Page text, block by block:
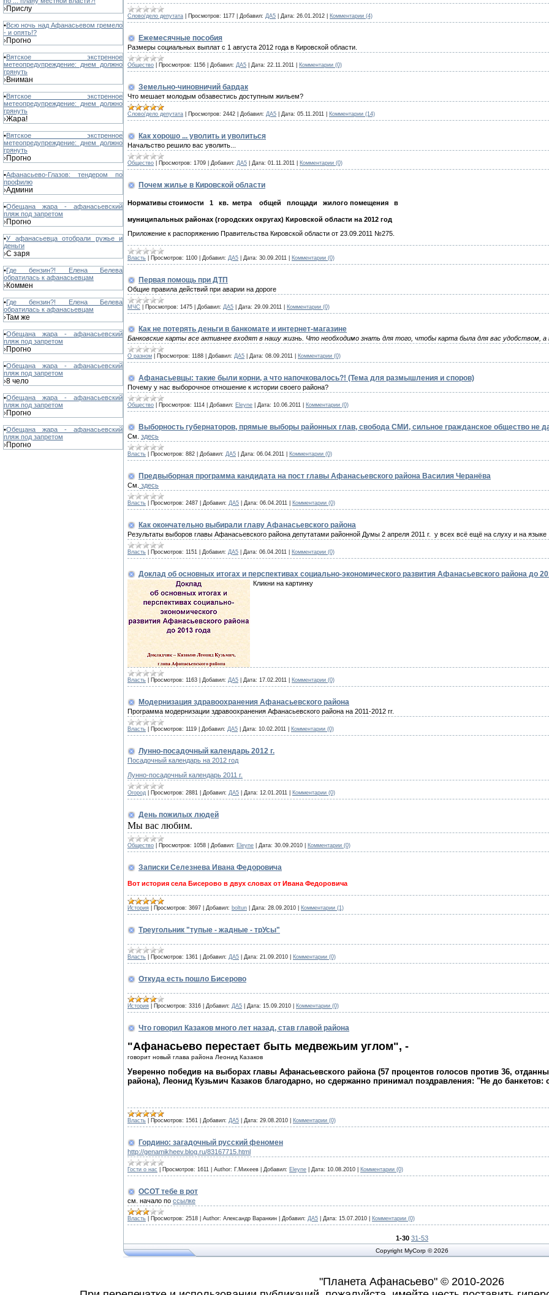
›Прислу
•Всю ночь над Афанасьевом гремело
- и опять!?
›Прогно
•Вятское экстренное
метеопредупреждение: днем должно
грянуть
›Вниман
•Вятское экстренное
метеопредупреждение: днем должно
грянуть
›Жара!
•Вятское экстренное
метеопредупреждение: днем должно
грянуть
›Прогно
•Афанасьево-Глазов: тендером по
профилю
›Админи
•Обещана жара - афанасьевский
пляж под запретом
›Прогно
•У афанасьевца отобрали ружье и
деньги
›С заря
•Где бензин?! Елена Белева
обратилась к афанасьевцам
›Коммен
•Где бензин?! Елена Белева
обратилась к афанасьевцам
›Там же
•Обещана жара - афанасьевский
пляж под запретом
›Прогно
•Обещана жара - афанасьевский
пляж под запретом
›8 чело
•Обещана жара - афанасьевский
пляж под запретом
›Прогно
•Обещана жара - афанасьевский
пляж под запретом
›Прогно
Слово/дело депутата Просмотров: 1177 Добавил: ДА5 Дата: 26.01.2012 Комментарии (4)
Ежемесячные пособия
Размеры социальных выплат с 1 августа 2012 года в Кировской области.
Общество Просмотров: 1156 Добавил: ДА5 Дата: 22.11.2011 Комментарии (0)
Земельно-чиновничий бардак
Что мешает молодым обзавестись доступным жильем?
Слово/дело депутата Просмотров: 2442 Добавил: ДА5 Дата: 05.11.2011 Комментарии (14)
Как хорошо ... уволить и уволиться
Начальство решило вас уволить...
Общество Просмотров: 1709 Добавил: ДА5 Дата: 01.11.2011 Комментарии (0)
Почем жилье в Кировской области
Нормативы стоимости 1 кв. метра общей площади жилого помещения в
муниципальных районах (городских округах) Кировской области на 2012 год
Приложение к распоряжению Правительства Кировской области от 23.09.2011 №275.
Власть Просмотров: 1100 Добавил: ДА5 Дата: 30.09.2011 Комментарии (0)
Первая помощь при ДТП
Общие правила действий при аварии на дороге
МЧС Просмотров: 1475 Добавил: ДА5 Дата: 29.09.2011 Комментарии (0)
Как не потерять деньги в банкомате и интернет-магазине
Банковские карты все активнее входят в нашу жизнь. Что необходимо знать для того, чтобы карта была для вас удобством, а
О разном Просмотров: 1188 Добавил: ДА5 Дата: 08.09.2011 Комментарии (0)
Афанасьевцы: такие были корни, а что напочковалось?! (Тема для размышления и споров)
Почему у нас выборочное отношение к истории своего района?
Общество Просмотров: 1114 Добавил: Eleyne Дата: 10.06.2011 Комментарии (0)
Выборность губернаторов, прямые выборы районных глав, свобода СМИ, сильное гражданское общество не
См. здесь
Власть Просмотров: 882 Добавил: ДА5 Дата: 06.04.2011 Комментарии (0)
Предвыборная программа кандидата на пост главы Афанасьевского района Василия Черанёва
См. здесь
Власть Просмотров: 2487 Добавил: ДА5 Дата: 06.04.2011 Комментарии (0)
Как окончательно выбирали главу Афанасьевского района
Результаты выборов главы Афанасьевского района депутатами районной Думы 2 апреля 2011 г. у всех всё ещё на слуху и на языке
Власть Просмотров: 1151 Добавил: ДА5 Дата: 06.04.2011 Комментарии (0)
Доклад об основных итогах и перспективах социально-экономического развития Афанасьевского района до
Кликни на картинку
Власть Просмотров: 1163 Добавил: ДА5 Дата: 17.02.2011 Комментарии (0)
Модернизация здравоохранения Афанасьевского района
Программа модернизации здравоохранения Афанасьевского района на 2011-2012 гг.
Власть Просмотров: 1119 Добавил: ДА5 Дата: 10.02.2011 Комментарии (0)
Лунно-посадочный календарь 2012 г.
Посадочный календарь на 2012 год
Лунно-посадочный календарь 2011 г.
Огород Просмотров: 2881 Добавил: ДА5 Дата: 12.01.2011 Комментарии (0)
День пожилых людей
Мы вас любим.
Общество Просмотров: 1058 Добавил: Eleyne Дата: 30.09.2010 Комментарии (0)
Записки Селезнева Ивана Федоровича
Вот история села Бисерово в двух словах от Ивана Федоровича
История Просмотров: 3697 Добавил: boltun Дата: 28.09.2010 Комментарии (1)
Треугольник "тупые - жадные - трУсы"
Власть Просмотров: 1361 Добавил: ДА5 Дата: 21.09.2010 Комментарии (0)
Откуда есть пошло Бисерово
История Просмотров: 3316 Добавил: ДА5 Дата: 15.09.2010 Комментарии (0)
Что говорил Казаков много лет назад, став главой района
"Афанасьево перестает быть медвежьим углом", -
говорит новый глава района Леонид Казаков
Уверенно победив на выборах главы Афанасьевского района (57 процентов голосов против 36,
района), Леонид Кузьмич Казаков благодарно, но сдержанно принимал поздравления: "Не до банкетов:
Власть Просмотров: 1561 Добавил: ДА5 Дата: 29.08.2010 Комментарии (0)
Гордино: загадочный русский феномен
http://genamikheev.blog.ru/83167715.html
Гости о нас Просмотров: 1611 Author: Г.Михеев Добавил: Eleyne Дата: 10.08.2010 Комментарии (0)
ОСОТ тебе в рот
см. начало по ссылке
Власть Просмотров: 2518 Author: Александр Варанкин Добавил: ДА5 Дата: 15.07.2010 Комментарии (0)
1-30 31-53
Copyright MyCorp © 2026
"Планета Афанасьево" © 2010-2026